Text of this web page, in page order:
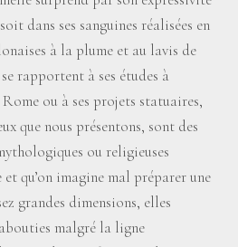
dans ses sanguines réalisées en
à la plume et au lavis de
rapportent à ses études à
ou à ses projets statuaires,
que nous présentons, sont des
ou religieuses
et qu’on imagine mal préparer une
grandes dimensions, elles
malgré la ligne